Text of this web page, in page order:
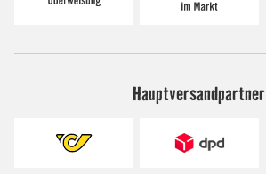
Hauptversandpartner